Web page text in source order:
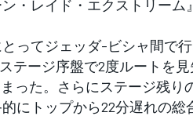
・レイド・エクストリーム
ってジェッダ-ビシャ間で
テージ序盤で2度ルートを
った。さらにステージ残り
にトップから22分遅れの総